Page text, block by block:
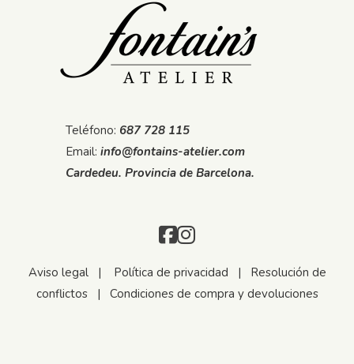
Teléfono: 687 728 115
Email: info@fontains-atelier.com
Cardedeu. Provincia de Barcelona.
Aviso legal| Política de privacidad | Resolución de
conflictos| Condiciones de compra y devoluciones